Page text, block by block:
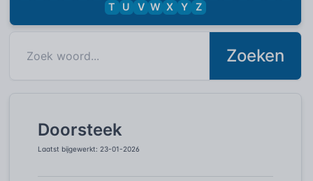
T
U V W X Y Z
Zoeken
Doorsteek
Laatst bijgewerkt: 23-01-2026